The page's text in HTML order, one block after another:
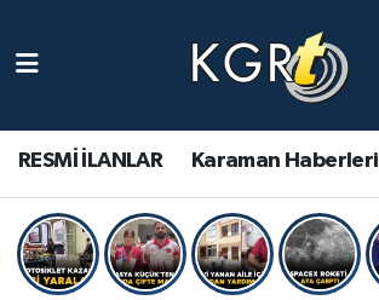
RESMİ İLANLAR Karaman Haberleri
Gündem Haberleri
Güncel Haberler
Spor Haberleri